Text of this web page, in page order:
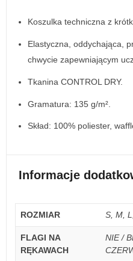
Koszulka techniczna z
Elastyczna, oddychająca,
chwycie zapewniającym
Tkanina CONTROL DRY.
Gramatura: 135 g/m².
Skład: 100% poliester,
Informacje
ROZMIAR S, M,
FLAGI NA
RĘKAWACH
NIE /